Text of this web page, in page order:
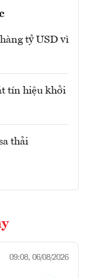
tỷ USD vì
tín hiệu khởi
thải
09:08, 06/08/2026